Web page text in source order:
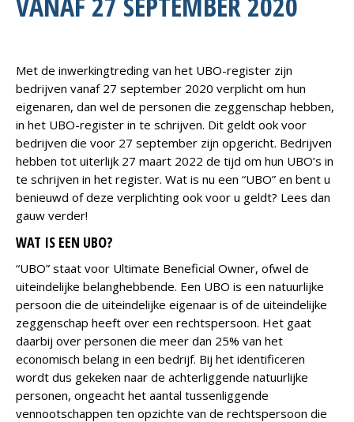
Met de inwerkingtreding van het UBO-register zijn
bedrijven vanaf 27 september 2020 verplicht om hun
eigenaren, dan wel de personen die zeggenschap hebben,
in het UBO-register in te schrijven. Dit geldt ook voor
bedrijven die voor 27 september zijn opgericht. Bedrijven
hebben tot uiterlijk 27 maart 2022 de tijd om hun UBO’s in
te schrijven in het register. Wat is nu een “UBO” en bent u
benieuwd of deze verplichting ook voor u geldt? Lees dan
gauw verder!
WAT IS EEN UBO?
“UBO” staat voor Ultimate Beneficial Owner, ofwel de
uiteindelijke belanghebbende. Een UBO is een natuurlijke
persoon die de uiteindelijke eigenaar is of de uiteindelijke
zeggenschap heeft over een rechtspersoon. Het gaat
daarbij over personen die meer dan 25% van het
economisch belang in een bedrijf. Bij het identificeren
wordt dus gekeken naar de achterliggende natuurlijke
personen, ongeacht het aantal tussenliggende
vennootschappen ten opzichte van de rechtspersoon die